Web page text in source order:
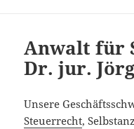
Anwalt für
Dr. jur.
Unsere
Steuerrecht,